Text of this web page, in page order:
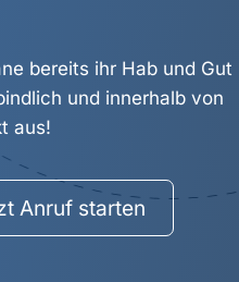
bereits ihr Hab und Gut
und innerhalb von
aus!
Anruf starten